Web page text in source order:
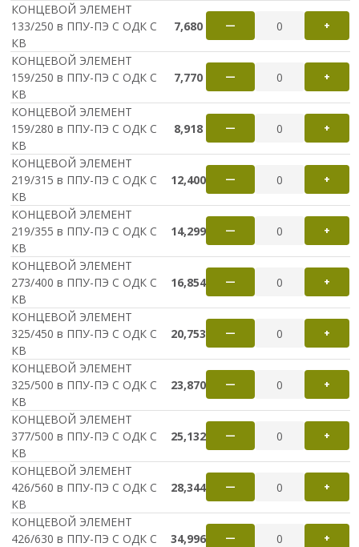
КОНЦЕВОЙ ЭЛЕМЕНТ
133/250 в ППУ-ПЭ С ОДК С
КВ
7,680 — +
КОНЦЕВОЙ ЭЛЕМЕНТ
159/250 в ППУ-ПЭ С ОДК С
КВ
7,770 — +
КОНЦЕВОЙ ЭЛЕМЕНТ
159/280 в ППУ-ПЭ С ОДК С
КВ
8,918 — +
КОНЦЕВОЙ ЭЛЕМЕНТ
219/315 в ППУ-ПЭ С ОДК С
КВ
12,400 — +
КОНЦЕВОЙ ЭЛЕМЕНТ
219/355 в ППУ-ПЭ С ОДК С
КВ
14,299 — +
КОНЦЕВОЙ ЭЛЕМЕНТ
273/400 в ППУ-ПЭ С ОДК С
КВ
16,854 — +
КОНЦЕВОЙ ЭЛЕМЕНТ
325/450 в ППУ-ПЭ С ОДК С
КВ
20,753 — +
КОНЦЕВОЙ ЭЛЕМЕНТ
325/500 в ППУ-ПЭ С ОДК С
КВ
23,870 — +
КОНЦЕВОЙ ЭЛЕМЕНТ
377/500 в ППУ-ПЭ С ОДК С
КВ
25,132 — +
КОНЦЕВОЙ ЭЛЕМЕНТ
426/560 в ППУ-ПЭ С ОДК С
КВ
28,344 — +
КОНЦЕВОЙ ЭЛЕМЕНТ
426/630 в ППУ-ПЭ С ОДК С
34,996 — +